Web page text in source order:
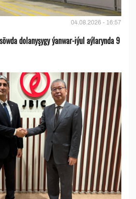
04.08.2026 - 16:57
dolanyşygy ýanwar-iýul aýlarynda 9